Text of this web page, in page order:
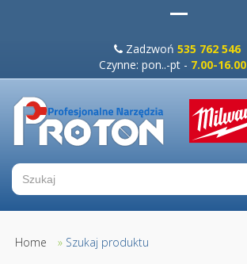
Zadzwoń 535 762 546
Czynne: pon..-pt - 7.00-16.00
Home » Szukaj produktu